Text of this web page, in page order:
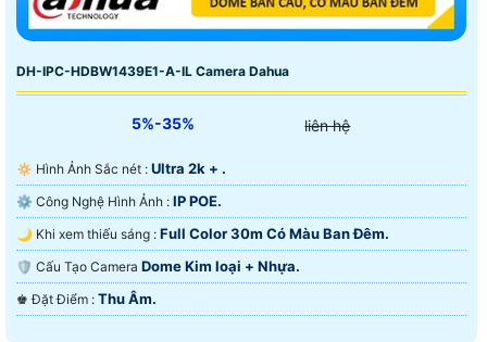
DH-IPC-HDBW1439E1-A-IL Camera Dahua
5%-35% liên hệ
🔅 Hình Ảnh Sắc nét : Ultra 2k + .
⚙ Công Nghệ Hình Ảnh : IP POE.
🌙 Khi xem thiếu sáng : Full Color 30m Có Màu Ban Ðêm.
🛡 Cấu Tạo Camera Dome Kim loại + Nhựa.
️♚ Đặt Điểm : Thu Âm.